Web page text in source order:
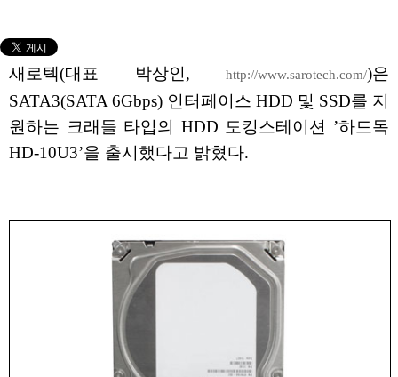
새로텍(대표 박상인, http://www.sarotech.com/)은
SATA3(SATA 6Gbps) 인터페이스 HDD 및 SSD를 지
원하는 크래들 타입의 HDD 도킹스테이션 ’하드독
HD-10U3’을 출시했다고 밝혔다.